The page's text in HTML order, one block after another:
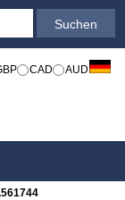
CAD AUD